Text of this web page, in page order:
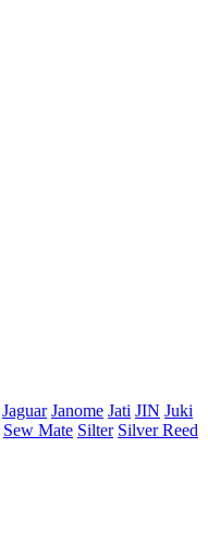
Jaguar Janome Jati JIN Juki
Sew Mate Silter Silver Reed